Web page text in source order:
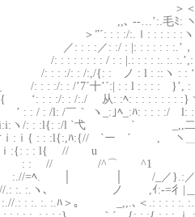
毛ﾐ:
: : : : : :ヽ:｀
: |: : : : : : :.’
: |.: : : : :. :.
ノ : l : ::ヽ : : ‘,
’´:| : : l : : : :ゝ
从: :ﾍ: : : : : : : :
ヽ_:｣ﾍ_:ﾊ: : : : :/ l: : :
:/l `弋 ` _,,二,,_ l :
ﾊ:{// `ー ´ , ヽ＿ ≫.l.:
u ﾊ: : : : }:i／|:i:
ゝ// /^⌒ ^1 /＾}:
: :ゝ:.//=ﾍ. │ │ /_／}.:
.: :. :.ヽ､ ゝ ノ ,ｲ:-=彳|＿,,,
:. :. :.ﾊ＞｡ _,,.､＜.: : : : :. :.lニ